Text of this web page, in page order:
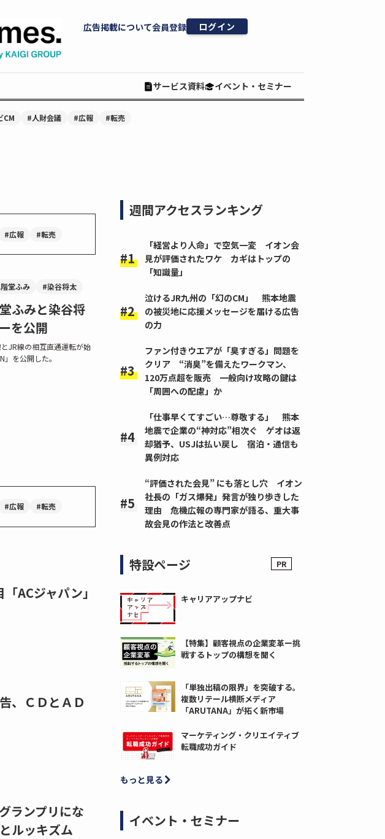
広告掲載について会員登録 ログイン
サービス資料 イベント・セミナー
CM #人財会議 #広報 #転売
#広報 #転売
堂ふみ #染谷将太
ふみと染谷将
を公開
JR線の相互直通運転が始
を公開した。
#広報 #転売
ACジャパン」
、ＣＤとＡＤ
ランプリにな
ルッキズム
週間アクセスランキング
「経営より人命」で空気一変 イオン会
見が評価されたワケ カギはトップの
「知識量」
泣けるJR九州の「幻のCM」 熊本地震
の被災地に応援メッセージを届ける広告
の力
ファン付きウエアが「臭すぎる」問題を
クリア “消臭”を備えたワークマン、
120万点超を販売 一般向け攻略の鍵は
「周囲への配慮」か
「仕事早くてすごい…尊敬する」 熊本
地震で企業の“神対応”相次ぐ ゲオは返
却猶予、USJは払い戻し 宿泊・通信も
異例対応
“評価された会見” にも落とし穴 イオン
社長の「ガス爆発」発言が独り歩きした
理由 危機広報の専門家が語る、重大事
故会見の作法と改善点
特設ページ
キャリアアップナビ
【特集】顧客視点の企業変革ー挑
戦するトップの構想を聞く
「単独出稿の限界」を突破する。
複数リテール横断メディア
「ARUTANA」が拓く新市場
マーケティング・クリエイティブ
転職成功ガイド
もっと見る
イベント・セミナー